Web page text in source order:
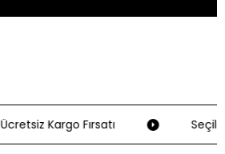
Ücretsiz Kargo Fırsatı Seçili